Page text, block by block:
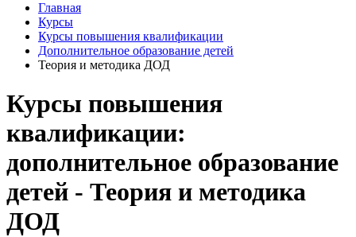
Главная
Курсы
Курсы повышения квалификации
Дополнительное образование детей
Теория и методика ДОД
Курсы повышения
квалификации:
дополнительное образование
детей - Теория и методика
ДОД